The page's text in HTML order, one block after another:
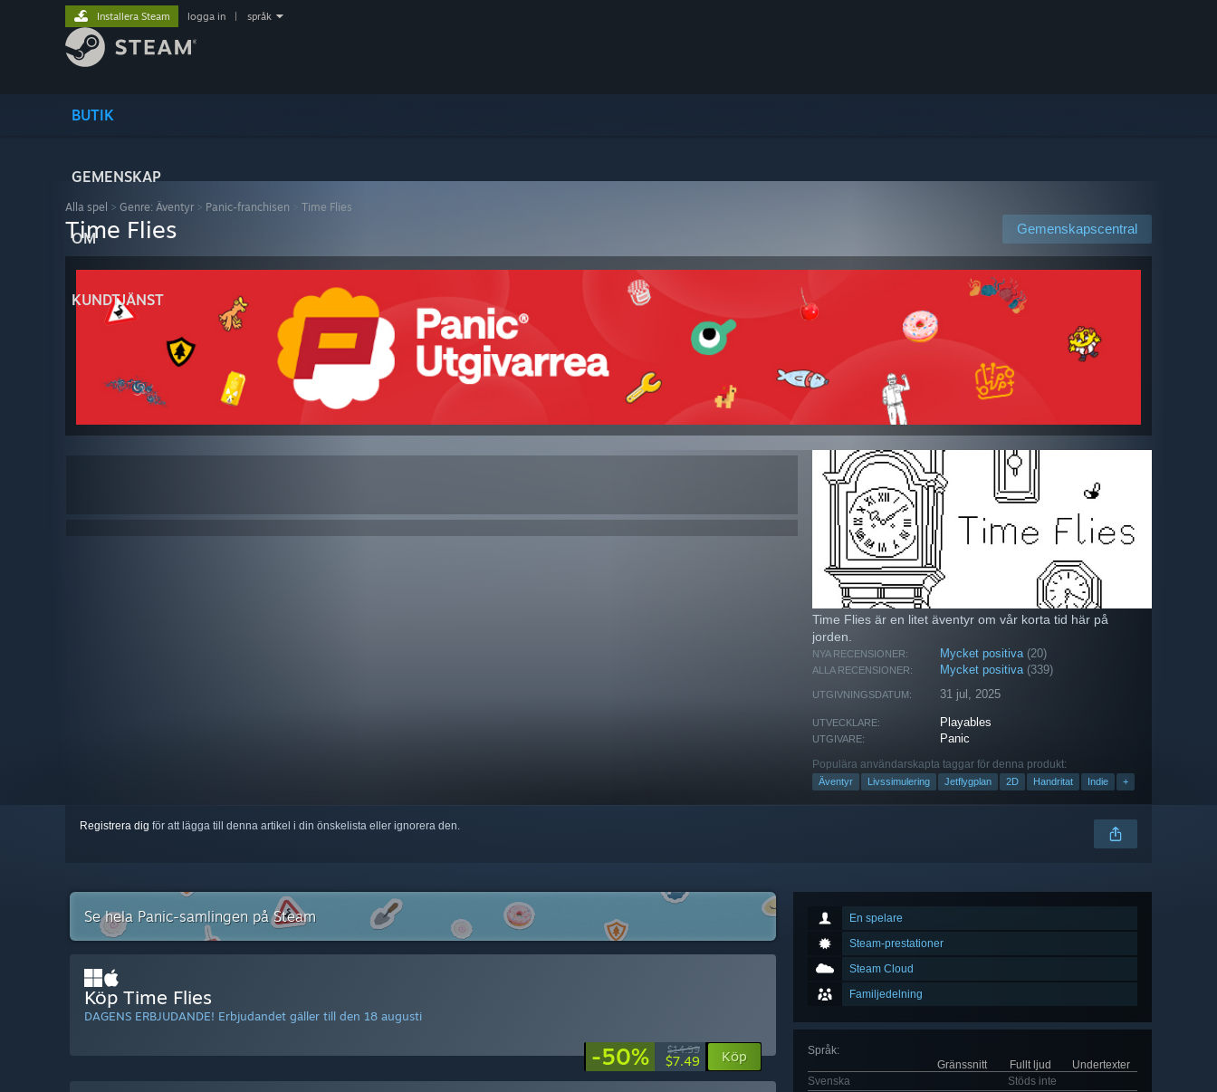
BUTIK
GEMENSKAP
OM
KUNDTJÄNST
Installera Steam logga in språk
Alla spel > Genre: Äventyr > Panic-franchisen Time Flies
Gemenskapscentral
Time Flies
Time Flies är en litet äventyr om vår korta tid här på
jorden.
NYA RECENSIONER: Mycket positiva (20)
ALLA RECENSIONER: Mycket positiva (339)
UTGIVNINGSDATUM: 31 jul, 2025
UTVECKLARE: Playables
UTGIVARE: Panic
Populära användarskapta taggar för denna produkt:
Äventyr Livssimulering Jetflygplan 2D Handritat Indie +
Registrera dig för att lägga till denna artikel i din önskelista eller ignorera den.
En spelare
Steam-prestationer
Steam Cloud
Familjedelning
Språk:
Gränssnitt
Fullt ljud
Undertexter
Svenska
Stöds inte
Se hela Panic-samlingen på Steam
Köp Time Flies
DAGENS ERBJUDANDE! Erbjudandet gäller till den 18 augusti
-50% $14.99
$7.49 Köp